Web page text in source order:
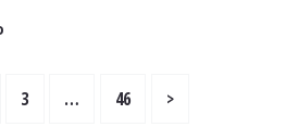
3 … 46 >